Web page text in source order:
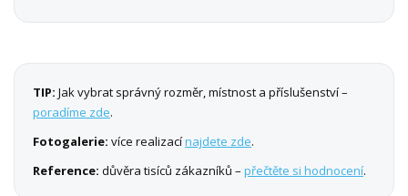
TIP: Jak vybrat správný rozměr, místnost a příslušenství –
poradíme zde.
Fotogalerie: více realizacínajdete zde.
Reference: důvěra tisíců zákazníků – přečtěte si hodnocení.